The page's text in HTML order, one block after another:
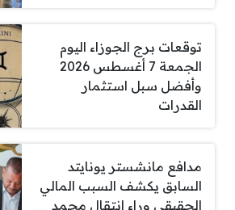
توقعات برج الجوزاء اليوم
الجمعة 7 أغسطس 2026
وأفضل سبل استثمار
القدرات
مدافع مانشستر يونايتد
السابق يكشف السبب المالي
الحقيقي وراء انتقال محمد